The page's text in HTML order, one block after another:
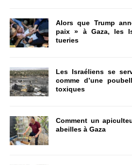
Alors que Trump
paix » à Gaza, les
tueries
Les Israéliens se
comme d’une
toxiques
Comment un
abeilles à Gaza